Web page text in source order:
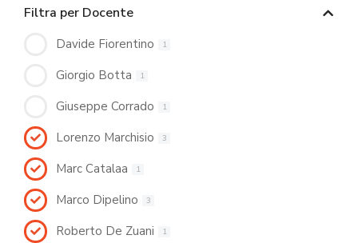
Filtra per Docente
Davide Fiorentino 1
Giorgio Botta 1
Giuseppe Corrado 1
Lorenzo Marchisio 3
Marc Catalaa 1
Marco Dipelino 3
Roberto De Zuani 1